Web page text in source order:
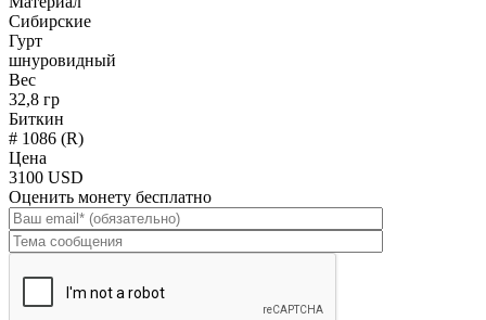
Сибирские
Гурт
шнуровидный
Вес
32,8 гр
Биткин
# 1086 (R)
Цена
3100 USD
Оценить монету бесплатно